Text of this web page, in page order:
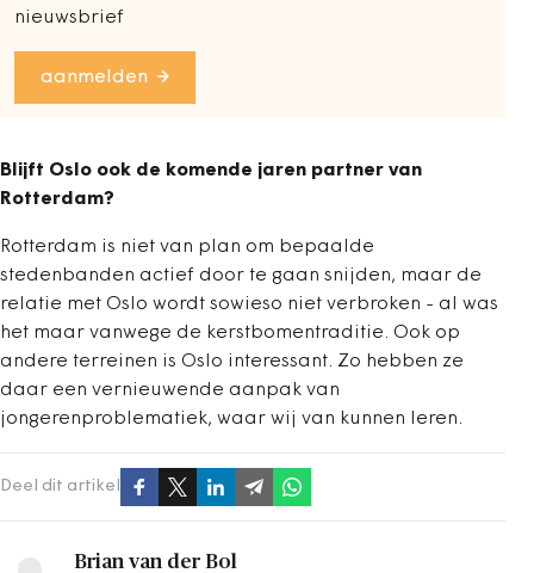
nieuwsbrief
aanmelden
Blijft Oslo ook de komende jaren partner van
Rotterdam?
Rotterdam is niet van plan om bepaalde
stedenbanden actief door te gaan snijden, maar de
relatie met Oslo wordt sowieso niet verbroken - al was
het maar vanwege de kerstbomentraditie. Ook op
andere terreinen is Oslo interessant. Zo hebben ze
daar een vernieuwende aanpak van
jongerenproblematiek, waar wij van kunnen leren.
Deel dit artikel
Brian van der Bol